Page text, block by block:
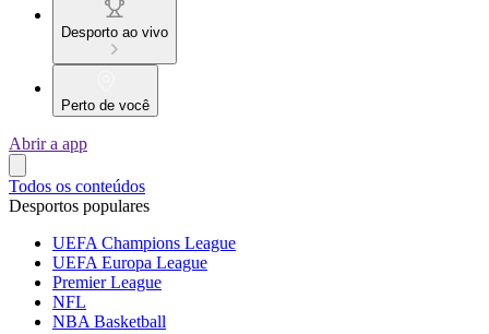
Desporto ao vivo
Perto de você
Abrir a app
Todos os conteúdos
Desportos populares
UEFA Champions League
UEFA Europa League
Premier League
NFL
NBA Basketball